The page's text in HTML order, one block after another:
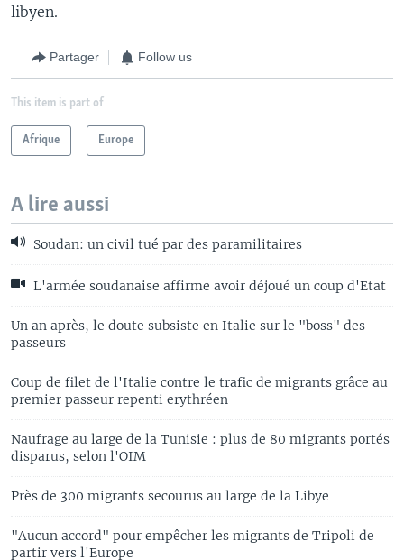
libyen.
Partager Follow us
This item is part of
Afrique Europe
A lire aussi
Soudan: un civil tué par des paramilitaires
L'armée soudanaise affirme avoir déjoué un coup d'Etat
Un an après, le doute subsiste en Italie sur le "boss" des
passeurs
Coup de filet de l'Italie contre le trafic de migrants grâce au
premier passeur repenti erythréen
Naufrage au large de la Tunisie : plus de 80 migrants portés
disparus, selon l'OIM
Près de 300 migrants secourus au large de la Libye
"Aucun accord" pour empêcher les migrants de Tripoli de
partir vers l'Europe